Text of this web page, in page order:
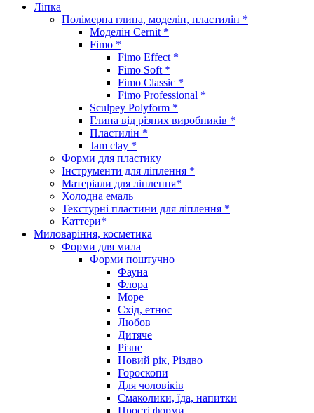
Ліпка
Полімерна глина, моделін, пластилін *
Моделін Cernit *
Fimo *
Fimo Effect *
Fimo Soft *
Fimo Classic *
Fimo Professional *
Sculpey Polyform *
Глина від різних виробників *
Пластилін *
Jam clay *
Форми для пластику
Інструменти для ліплення *
Матеріали для ліплення*
Холодна емаль
Текстурні пластини для ліплення *
Каттери*
Миловаріння, косметика
Форми для мила
Форми поштучно
Фауна
Флора
Море
Схід, етнос
Любов
Дитяче
Різне
Новий рік, Різдво
Гороскопи
Для чоловіків
Смаколики, їда, напитки
Прості форми